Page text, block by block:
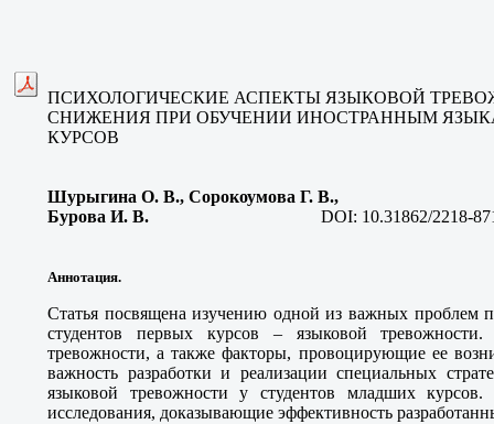
ПСИХОЛОГИЧЕСКИЕ АСПЕКТЫ ЯЗЫКОВОЙ
СНИЖЕНИЯ ПРИ ОБУЧЕНИИ ИНОСТРАННЫМ
КУРСОВ
Шурыгина О. В., Сорокоумова Г. В.,
Бурова И. В. DOI: 10.31862/2218-
Аннотация.
Статья посвящена изучению одной из важных проблем
студентов первых курсов – языковой
тревожности, а также факторы, провоцирующие ее
важность разработки и реализации специальных
языковой тревожности у студентов младших курсов.
исследования, доказывающие эффективность